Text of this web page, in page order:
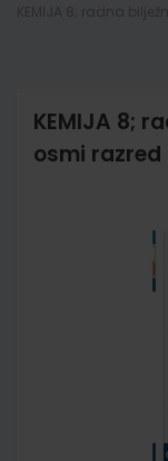
KEMIJA 8;
osmi razred